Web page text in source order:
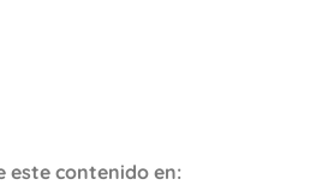
este contenido en: